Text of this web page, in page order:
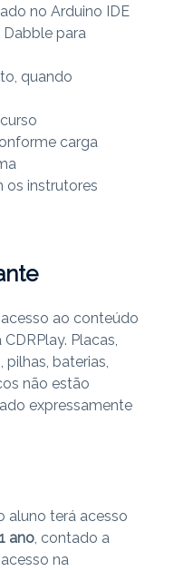
no Arduino IDE
para
quando
carga
os instrutores
ao conteúdo
Placas,
baterias,
não estão
expressamente
aluno terá acesso
1 ano , contado a
na